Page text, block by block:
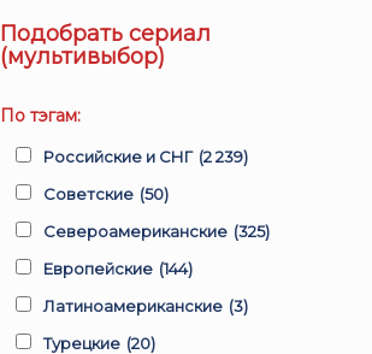
Подобрать сериал
(мультивыбор)
По тэгам:
Российские и СНГ (2 239)
Советские (50)
Североамериканские (325)
Европейские (144)
Латиноамериканские (3)
Турецкие (20)